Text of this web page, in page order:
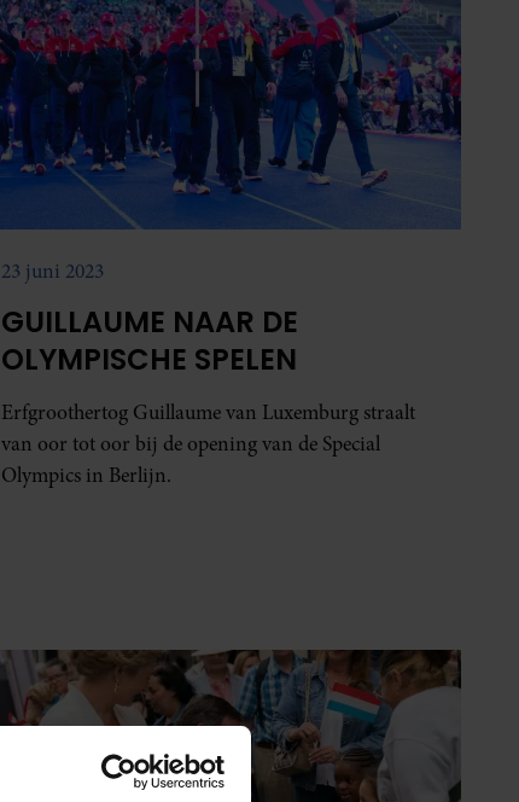
23 juni 2023
GUILLAUME NAAR DE
OLYMPISCHE SPELEN
Erfgroothertog Guillaume van Luxemburg straalt
van oor tot oor bij de opening van de Special
Olympics in Berlijn.